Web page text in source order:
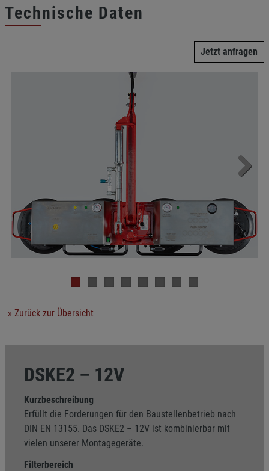
Technische Daten
Jetzt anfragen
» Zurück zur Übersicht
DSKE2 – 12V
Kurzbeschreibung
Erfüllt die Forderungen für den Baustellenbetrieb nach
DIN EN 13155. Das DSKE2 – 12V ist kombinierbar mit
vielen unserer Montagegeräte.
Filterbereich